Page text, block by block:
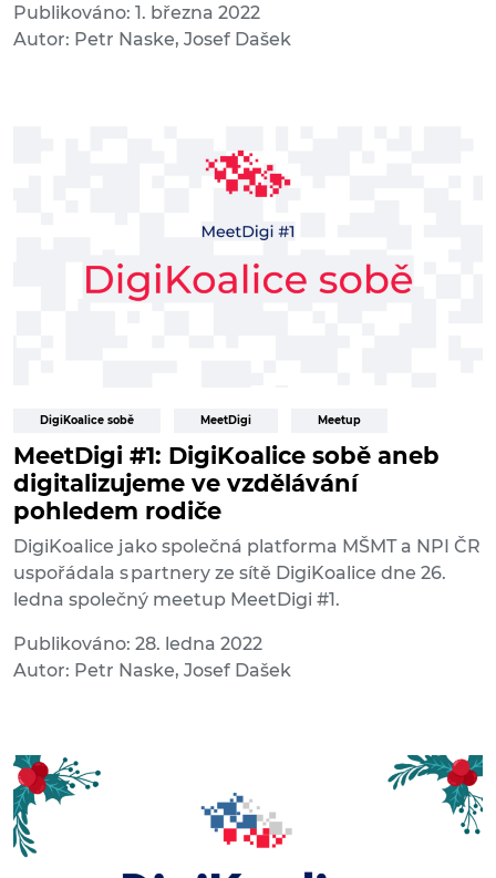
Publikováno: 1. března 2022
Autor: Petr Naske, Josef Dašek
DigiKoalice sobě MeetDigi Meetup
MeetDigi #1: DigiKoalice sobě aneb
digitalizujeme ve vzdělávání
pohledem rodiče
DigiKoalice jako společná platforma MŠMT a NPI ČR
uspořádala s partnery ze sítě DigiKoalice dne 26.
ledna společný meetup MeetDigi #1.
Publikováno: 28. ledna 2022
Autor: Petr Naske, Josef Dašek